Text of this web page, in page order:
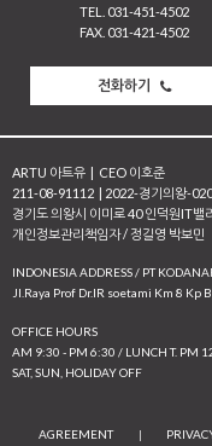
TEL. 031-451-4502
FAX. 031-421-4502
전화하기
ARTU 아트유
CEO 이호준
211-08-91112
2022-경기의왕-
경기도 의왕시 이미로 40 인덕원IT밸
개인정보관리책임자 / 정길영 박보민
INDONESIA ADDRESS / PT
JI.Raya Prof Dr.IR soetami Km 8
OFFICE HOURS
AM 9:30 - PM 6:30 / LUNCH T. PM
SAT, SUN, HOLIDAY OFF
AGREEMENT |